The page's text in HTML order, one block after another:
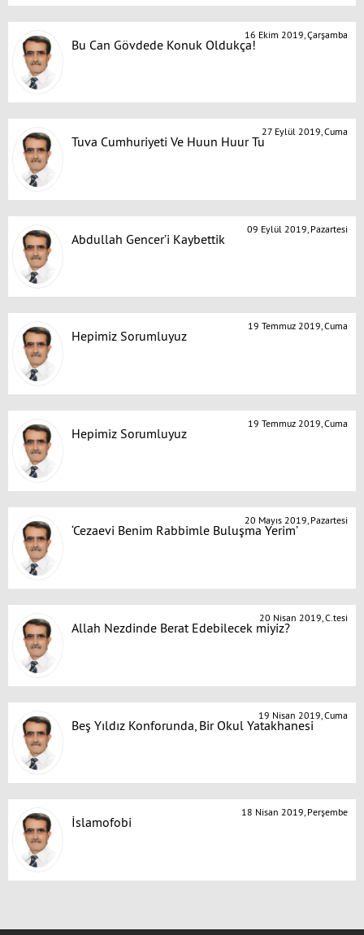
Bu Can Gövdede Konuk Oldukça!
16 Ekim 2019, Çarşamba
Tuva Cumhuriyeti Ve Huun Huur Tu
27 Eylül 2019, Cuma
Abdullah Gencer’i Kaybettik
09 Eylül 2019, Pazartesi
Hepimiz Sorumluyuz
19 Temmuz 2019, Cuma
Hepimiz Sorumluyuz
19 Temmuz 2019, Cuma
‘Cezaevi Benim Rabbimle Buluşma Yerim’
20 Mayıs 2019, Pazartesi
Allah Nezdinde Berat Edebilecek miyiz?
20 Nisan 2019, C.tesi
Beş Yıldız Konforunda, Bir Okul Yatakhanesi
19 Nisan 2019, Cuma
İslamofobi
18 Nisan 2019, Perşembe